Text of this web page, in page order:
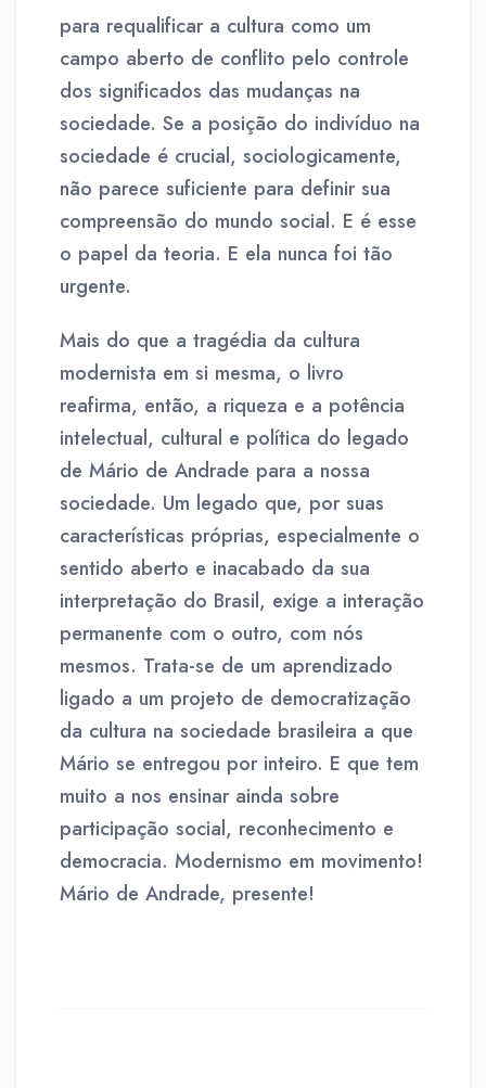
para requalificar a cultura como um
campo aberto de conflito pelo controle
dos significados das mudanças na
sociedade. Se a posição do indivíduo na
sociedade é crucial, sociologicamente,
não parece suficiente para definir sua
compreensão do mundo social. E é esse
o papel da teoria. E ela nunca foi tão
urgente.
Mais do que a tragédia da cultura
modernista em si mesma, o livro
reafirma, então, a riqueza e a potência
intelectual, cultural e política do legado
de Mário de Andrade para a nossa
sociedade. Um legado que, por suas
características próprias, especialmente o
sentido aberto e inacabado da sua
interpretação do Brasil, exige a interação
permanente com o outro, com nós
mesmos. Trata-se de um aprendizado
ligado a um projeto de democratização
da cultura na sociedade brasileira a que
Mário se entregou por inteiro. E que tem
muito a nos ensinar ainda sobre
participação social, reconhecimento e
democracia. Modernismo em movimento!
Mário de Andrade, presente!